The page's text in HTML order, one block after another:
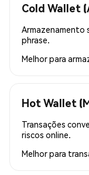
Cold Wallet
Armazenamento
phrase.
Melhor para
Hot Wallet
Transações
riscos online.
Melhor para